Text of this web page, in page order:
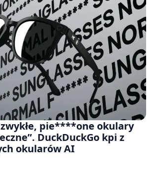
pie****one okulary
DuckDuckGo kpi z
okularów AI